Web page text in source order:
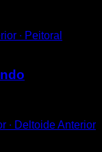
∙ Peitoral
∙ Deltoide Anterior